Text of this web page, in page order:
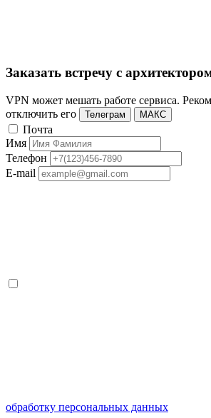
Заказать встречу с
VPN может мешать работе сервиса.
отключить его
Телеграм МАКС
Почта
Имя
Телефон
E-mail
обработку персональных данных